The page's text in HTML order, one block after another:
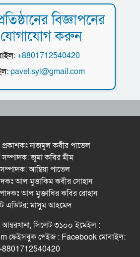
ছাত্রশিবিরের মিছিল সম্পন্ন
আমরা’র উদ্যোগে সিলেটে বৃক্ষ রোপনের
দু*র্ঘ*ট*নায় প্রাণ গেল যুবকের
রচনা ও আবৃত্তি
কর্মসুচি পালন
উচ্চ বিদ্যালয়ের নতুন ভবনের
করলেন মন্ত্রী মুক্তাদির
বিজ্ঞাপনের
করুন
+8801712540420
pavel.syl@gmail.com
নাজমুল কবীর পাভেল
সম্পাদক: জুমা কবির মীম
আম্বিয়া পাভেল
আল মুত্তাকিম কবীর সোহান
আল মুক্তাধির কবির রোহান
এডিটর: মাসুম আহমেদ
আম্বরখানা, সিলেট ৩১০০ ইমেইল :
ফেইসবুক পেইজ : Facebook মোবাইল: